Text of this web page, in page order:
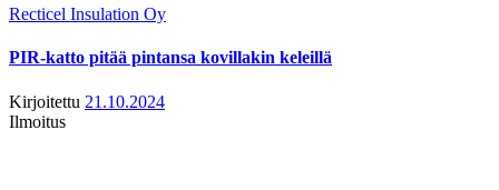
Recticel Insulation Oy
PIR-katto pitää pintansa kovillakin keleillä
Kirjoitettu 21.10.2024
Ilmoitus